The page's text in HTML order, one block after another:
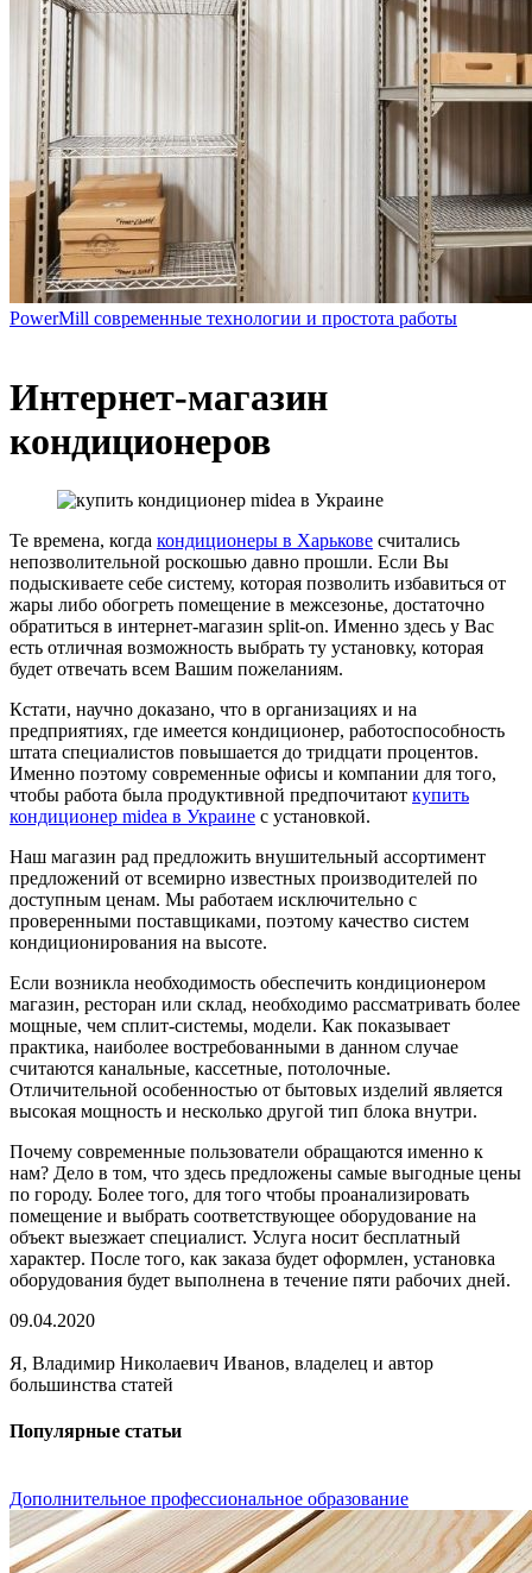
PowerMill современные технологии и простота работы
Интернет-магазин
кондиционеров
Те времена, когда кондиционеры в Харькове считались
непозволительной роскошью давно прошли. Если Вы
подыскиваете себе систему, которая позволить избавиться от
жары либо обогреть помещение в межсезонье, достаточно
обратиться в интернет-магазин split-on. Именно здесь у Вас
есть отличная возможность выбрать ту установку, которая
будет отвечать всем Вашим пожеланиям.
Кстати, научно доказано, что в организациях и на
предприятиях, где имеется кондиционер, работоспособность
штата специалистов повышается до тридцати процентов.
Именно поэтому современные офисы и компании для того,
чтобы работа была продуктивной предпочитают купить
кондиционер midea в Украине с установкой.
Наш магазин рад предложить внушительный ассортимент
предложений от всемирно известных производителей по
доступным ценам. Мы работаем исключительно с
проверенными поставщиками, поэтому качество систем
кондиционирования на высоте.
Если возникла необходимость обеспечить кондиционером
магазин, ресторан или склад, необходимо рассматривать более
мощные, чем сплит-системы, модели. Как показывает
практика, наиболее востребованными в данном случае
считаются канальные, кассетные, потолочные.
Отличительной особенностью от бытовых изделий является
высокая мощность и несколько другой тип блока внутри.
Почему современные пользователи обращаются именно к
нам? Дело в том, что здесь предложены самые выгодные цены
по городу. Более того, для того чтобы проанализировать
помещение и выбрать соответствующее оборудование на
объект выезжает специалист. Услуга носит бесплатный
характер. После того, как заказа будет оформлен, установка
оборудования будет выполнена в течение пяти рабочих дней.
09.04.2020
Я, Владимир Николаевич Иванов, владелец и автор
большинства статей
Популярные статьи
Дополнительное профессиональное образование